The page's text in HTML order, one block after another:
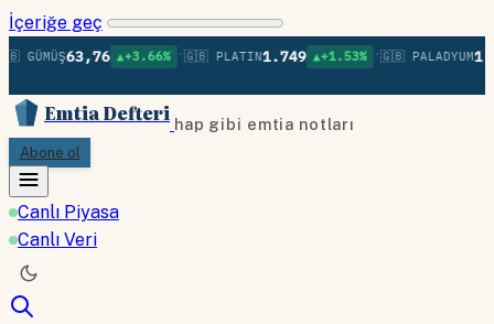
İçeriğe geç
63,76 ▲+3.66% •🇬🇧 PLATIN1.749 ▲+1.53% •🇬🇧 PALADYUM
Emtia Defteri hap gibi emtia notları
Abone ol
Canlı Piyasa
Canlı Veri